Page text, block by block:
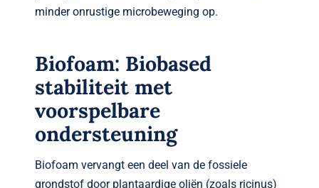
minder onrustige microbeweging op.
Biofoam: Biobased
stabiliteit met
voorspelbare
ondersteuning
Biofoam vervangt een deel van de fossiele
grondstof door plantaardige oliën (zoals ricinus)